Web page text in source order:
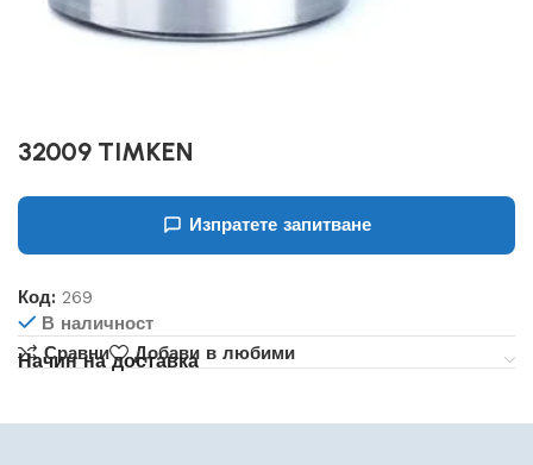
32009 TIMKEN
Изпратете запитване
Код:269
В наличност
Сравни
Добави в любими
Начин на доставка